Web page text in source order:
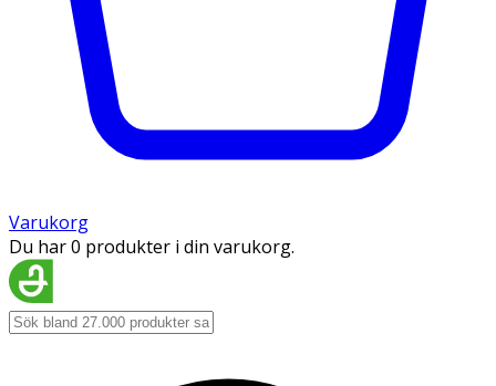
Varukorg
Du har 0 produkter i din varukorg.